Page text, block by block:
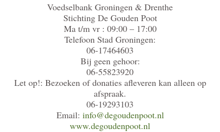
Voedselbank Groningen & Drenthe
Stichting De Gouden Poot
Ma t/m vr : 09:00 – 17:00
Telefoon Stad Groningen:
06-17464603
Bij geen gehoor:
06-55823920
Let op!: Bezoeken of donaties afleveren kan alleen op
afspraak.
06-19293103
Email: info@degoudenpoot.nl
www.degoudenpoot.nl